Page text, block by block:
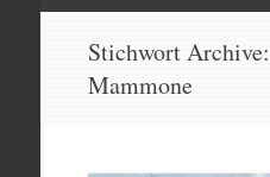
springen
Stichwort Archive:
Mammone